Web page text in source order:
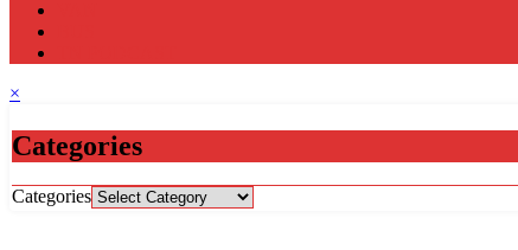
×
Categories
Categories